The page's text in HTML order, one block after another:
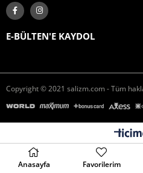
E-BÜLTEN'E KAYDOL
Copyright © 2021 salizm.com - Tüm
Anasayfa Favorilerim